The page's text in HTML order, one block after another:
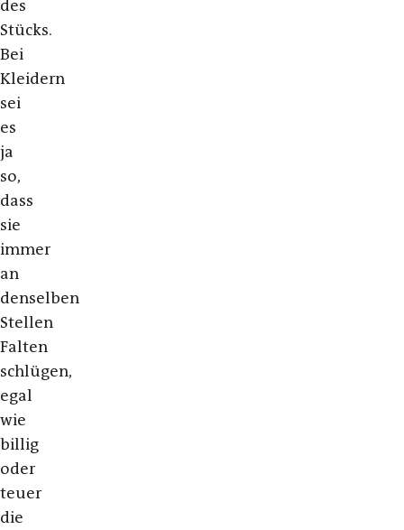
des
Stücks.
Bei
Kleidern
sei
es
ja
so,
dass
sie
immer
an
denselben
Stellen
Falten
schlügen,
egal
wie
billig
oder
teuer
die